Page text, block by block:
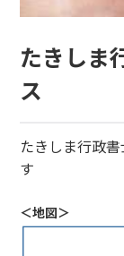
たきしま
ス
たきしま行政
す
＜地図＞